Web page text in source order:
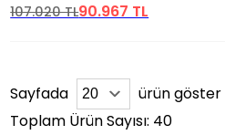
107.020 TL90.967 TL
Sayfada ürün göster
Toplam Ürün Sayısı: 40